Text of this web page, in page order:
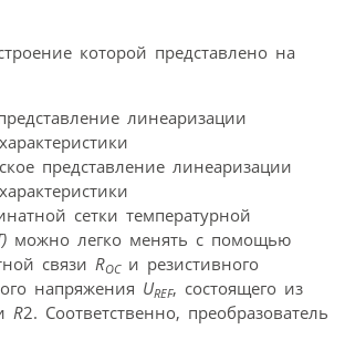
которой представлено на
представление линеаризации
сетки температурной
можно легко менять с помощью
связи ROCи резистивного
напряжения UREF, состоящего из
R2. Соответственно, преобразователь